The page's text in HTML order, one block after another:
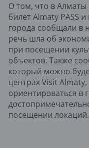
О том, что в Алматы
билет Almaty PASS
города сообщали в
речь шла об
при посещении
объектов. Также
который можно
центрах Visit
ориентироваться в
посещении локаций.